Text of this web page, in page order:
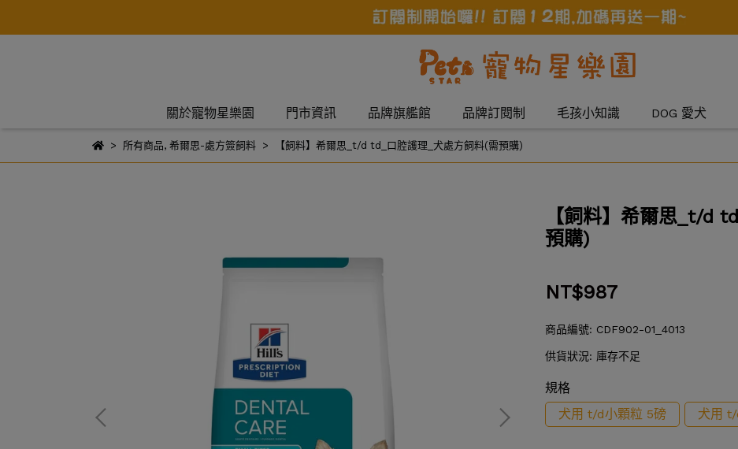
關於寵物星樂園 門市資訊 品牌旗艦館 品牌訂閱制 毛孩小知識 DOG 愛犬
所有商品, 希爾思-處方簽飼料 【飼料】希爾思_t/d td_口腔護理_犬處方飼料(需預購)
【飼料】希爾思_t/d
預購)
NT$987
商品編號: CDF902-01_4013
供貨狀況: 庫存不足
規格
犬用 t/d小顆粒 5磅
犬用